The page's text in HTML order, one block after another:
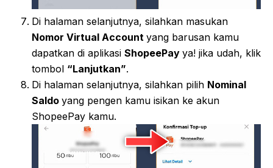
Di halaman selanjutnya, silahkan masukan
Nomor Virtual Account yang barusan kamu
dapatkan di aplikasi ShopeePay ya! jika udah, klik
tombol “Lanjutkan”.
Di halaman selanjutnya, silahkan pilih Nominal
Saldo yang pengen kamu isikan ke akun
ShopeePay kamu.